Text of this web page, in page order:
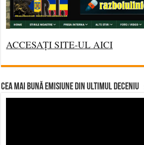
ACCESAȚI SITE-UL AICI
CEA MAI BUNĂ EMISIUNE DIN ULTIMUL DECENIU